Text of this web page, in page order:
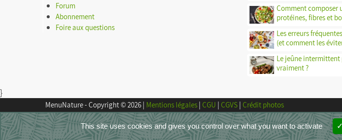
Forum
Abonnement
Foire aux questions
Comment composer
protéines, fibres et
Les erreurs
(et comment les
Le jeûne
vraiment ?
}
MenuNature - Copyright © 2026 | Mentions légales | CGU | CGVS | Crédit photos
This site uses cookies and gives you control over what you want to activate